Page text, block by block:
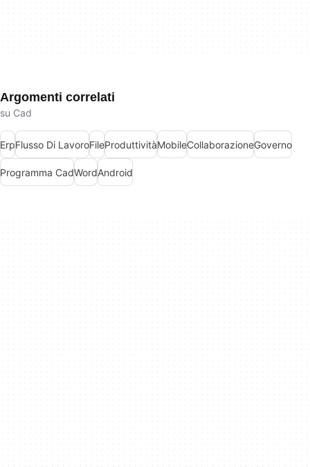
Argomenti correlati
su Cad
ErpFlusso Di LavoroFileProduttivitàMobileCollaborazioneGoverno
Programma CadWordAndroid